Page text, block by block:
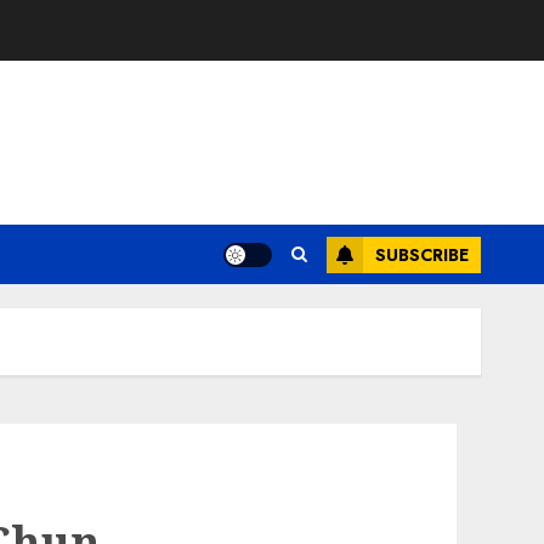
SUBSCRIBE